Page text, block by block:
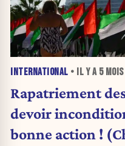
INTERNATIONAL • IL Y A 5 MOIS
Rapatriement
devoir
bonne action !